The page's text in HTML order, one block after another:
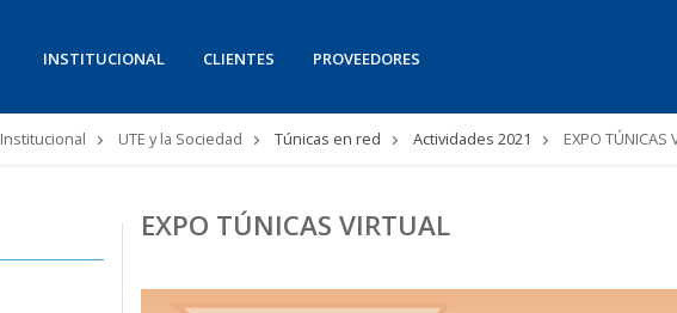
INSTITUCIONAL CLIENTES PROVEEDORES
Institucional UTE y la Sociedad Túnicas en red Actividades 2021 EXPO TÚNICAS
EXPO TÚNICAS VIRTUAL